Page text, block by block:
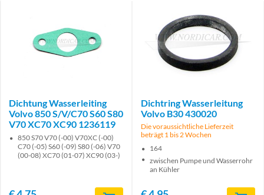
Dichtung Wasserleiting
Volvo 850 S/V/C70 S60 S80
V70 XC70 XC90 1236119
850 S70 V70 (-00) V70XC (-00)
C70 (-05) S60 (-09) S80 (-06) V70
(00-08) XC70 (01-07) XC90 (03-)
Dichtring Wasserleitung
Volvo B30 430020
Die voraussichtliche Lieferzeit
beträgt 1 bis 2 Wochen
164
zwischen Pumpe und Wasserrohr
an Kühler